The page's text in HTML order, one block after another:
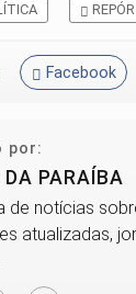
Facebook
por:
DA PARAÍBA
de notícias
atualizadas,